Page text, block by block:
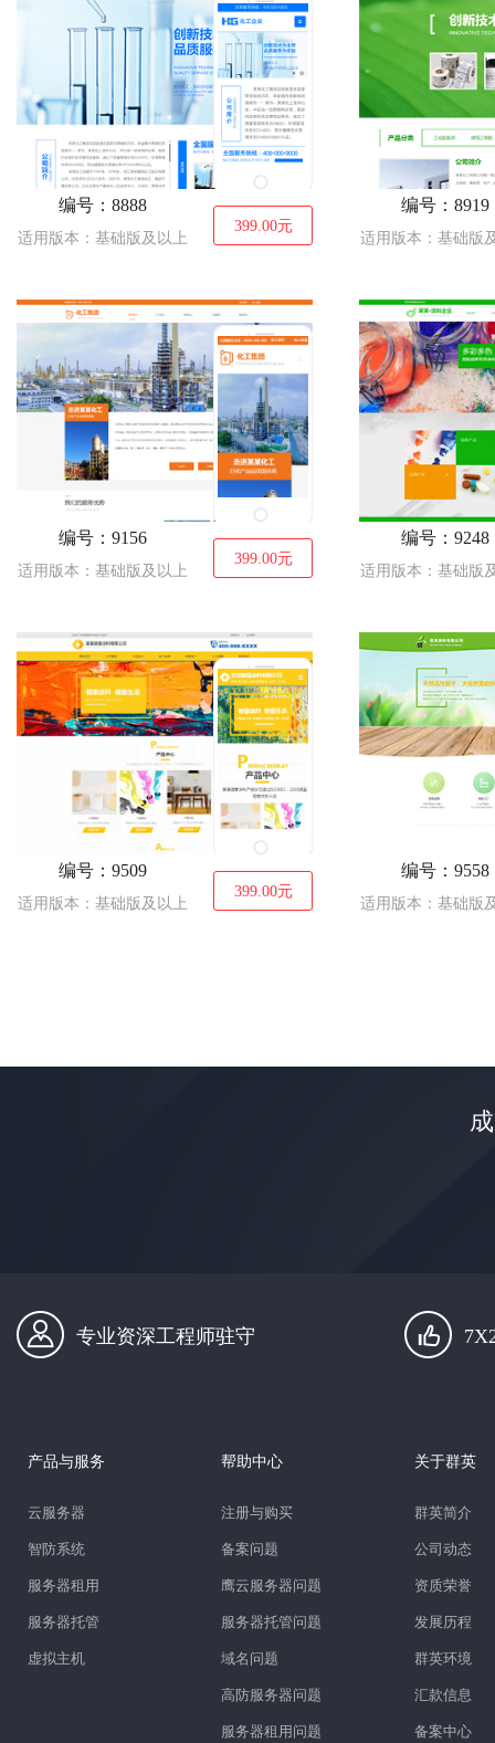
编号：8888
适用版本：基础版及以上
399.00元
编号：8919
适用版本：基础版
编号：9156
适用版本：基础版及以上
399.00元
编号：9248
适用版本：基础版
编号：9509
适用版本：基础版及以上
399.00元
编号：9558
适用版本：基础版
专业资深工程师驻守
产品与服务
云服务器
智防系统
服务器租用
服务器托管
虚拟主机
帮助中心
注册与购买
备案问题
鹰云服务器问题
服务器托管问题
域名问题
高防服务器问题
服务器租用问题
关于群英
群英简介
公司动态
资质荣誉
发展历程
群英环境
汇款信息
备案中心